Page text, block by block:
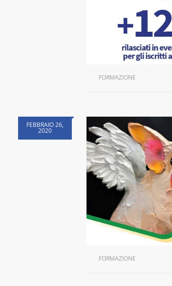
FORMAZIONE
FEBBRAIO 26,
2020
FORMAZIONE